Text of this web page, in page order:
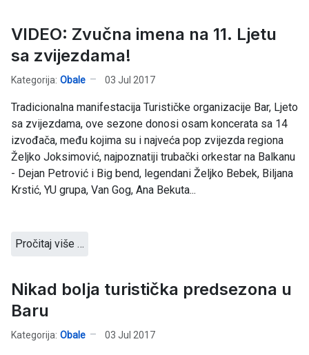
VIDEO: Zvučna imena na 11. Ljetu
sa zvijezdama!
Kategorija: Obale 03 Jul 2017
Tradicionalna manifestacija Turističke organizacije Bar, Ljeto
sa zvijezdama, ove sezone donosi osam koncerata sa 14
izvođača, među kojima su i najveća pop zvijezda regiona
Željko Joksimović, najpoznatiji trubački orkestar na Balkanu
- Dejan Petrović i Big bend, legendani Željko Bebek, Biljana
Krstić, YU grupa, Van Gog, Ana Bekuta...
Pročitaj više …
Nikad bolja turistička predsezona u
Baru
Kategorija: Obale 03 Jul 2017